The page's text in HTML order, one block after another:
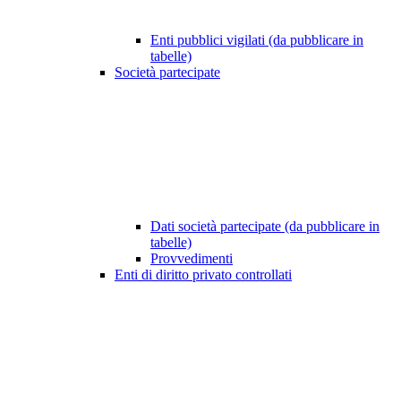
Enti pubblici vigilati (da pubblicare in
tabelle)
Società partecipate
Dati società partecipate (da pubblicare in
tabelle)
Provvedimenti
Enti di diritto privato controllati